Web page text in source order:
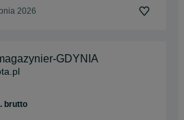
2026
GDYNIA
brutto